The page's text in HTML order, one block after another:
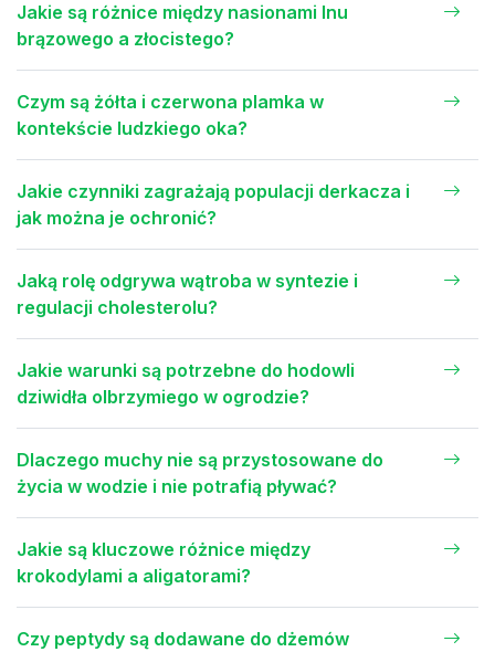
Jakie są różnice między nasionami lnu
brązowego a złocistego?
Czym są żółta i czerwona plamka w
kontekście ludzkiego oka?
Jakie czynniki zagrażają populacji derkacza i
jak można je ochronić?
Jaką rolę odgrywa wątroba w syntezie i
regulacji cholesterolu?
Jakie warunki są potrzebne do hodowli
dziwidła olbrzymiego w ogrodzie?
Dlaczego muchy nie są przystosowane do
życia w wodzie i nie potrafią pływać?
Jakie są kluczowe różnice między
krokodylami a aligatorami?
Czy peptydy są dodawane do dżemów